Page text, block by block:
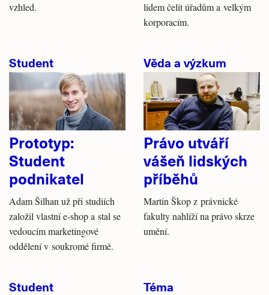
vzhled.
lidem čelit úřadům a velkým
korporacím.
Student
Prototyp:
Student
podnikatel
Adam Šilhan už při studiích
založil vlastní e-shop a stal se
vedoucím marketingové
oddělení v soukromé firmě.
Věda a výzkum
Právo utváří
vášeň lidských
příběhů
Martin Škop z právnické
fakulty nahlíží na právo skrze
umění.
Student Téma